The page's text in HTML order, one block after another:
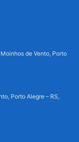
de Vento, Porto
Porto Alegre – RS,